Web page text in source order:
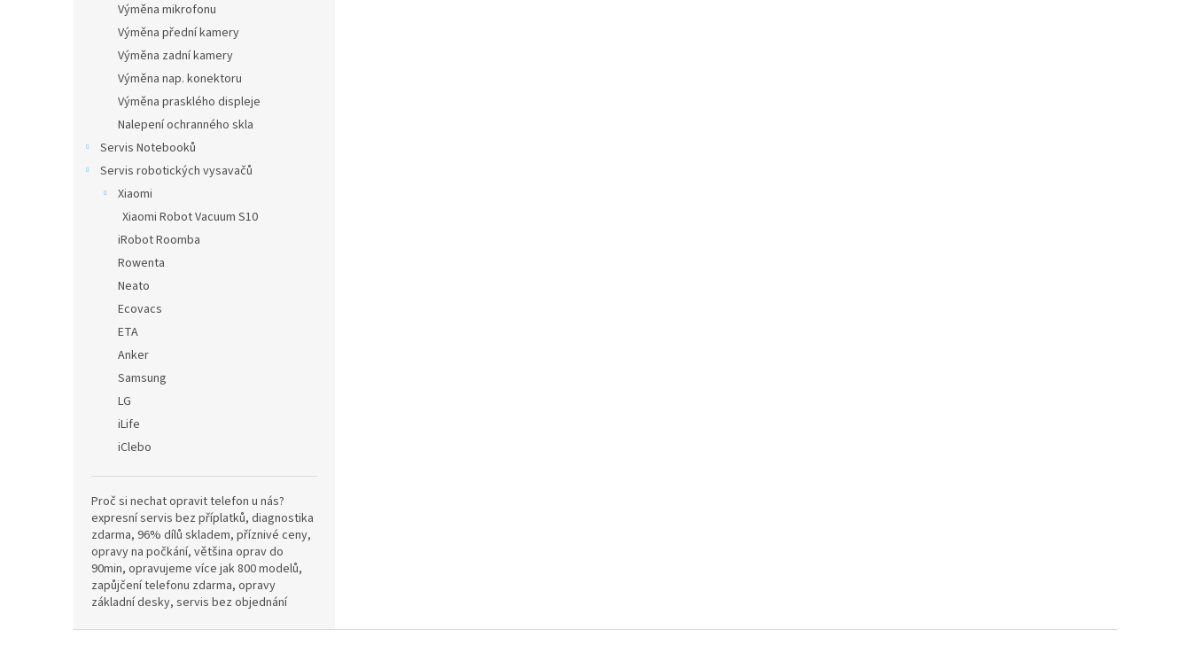
Výměna mikrofonu
Výměna přední kamery
Výměna zadní kamery
Výměna nap. konektoru
Výměna prasklého displeje
Nalepení ochranného skla
Servis Notebooků
Servis robotických vysavačů
Xiaomi
Xiaomi Robot Vacuum S10
iRobot Roomba
Rowenta
Neato
Ecovacs
ETA
Anker
Samsung
LG
iLife
iClebo
Proč si nechat opravit telefon u nás?
expresní servis bez příplatků, diagnostika
zdarma, 96% dílů skladem, příznivé ceny,
opravy na počkání, většina oprav do
90min, opravujeme více jak 800 modelů,
zapůjčení telefonu zdarma, opravy
základní desky, servis bez objednání